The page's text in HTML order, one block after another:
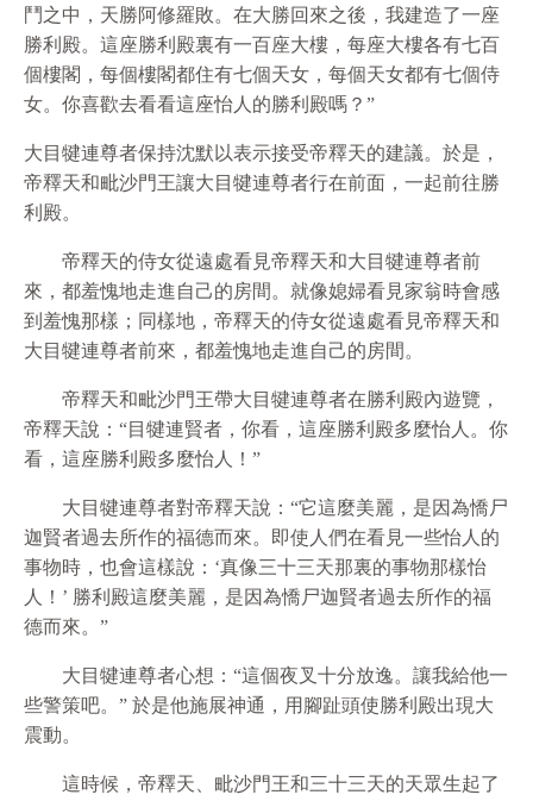
鬥之中，天勝阿修羅敗。在大勝回來之後，我建造了一座
勝利殿。這座勝利殿裏有一百座大樓，每座大樓各有七百
個樓閣，每個樓閣都住有七個天女，每個天女都有七個侍
女。你喜歡去看看這座怡人的勝利殿嗎？”
大目犍連尊者保持沈默以表示接受帝釋天的建議。於是，
帝釋天和毗沙門王讓大目犍連尊者行在前面，一起前往勝
利殿。
帝釋天的侍女從遠處看見帝釋天和大目犍連尊者前
來，都羞愧地走進自己的房間。就像媳婦看見家翁時會感
到羞愧那樣；同樣地，帝釋天的侍女從遠處看見帝釋天和
大目犍連尊者前來，都羞愧地走進自己的房間。
帝釋天和毗沙門王帶大目犍連尊者在勝利殿內遊覽，
帝釋天說：“目犍連賢者，你看，這座勝利殿多麼怡人。你
看，這座勝利殿多麼怡人！”
大目犍連尊者對帝釋天說：“它這麼美麗，是因為憍尸
迦賢者過去所作的福德而來。即使人們在看見一些怡人的
事物時，也會這樣說：‘真像三十三天那裏的事物那樣怡
人！’ 勝利殿這麼美麗，是因為憍尸迦賢者過去所作的福
德而來。”
大目犍連尊者心想：“這個夜叉十分放逸。讓我給他一
些警策吧。” 於是他施展神通，用腳趾頭使勝利殿出現大
震動。
這時候，帝釋天、毗沙門王和三十三天的天眾生起了